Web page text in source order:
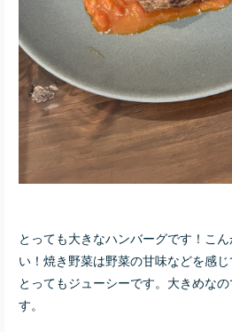
とっても大きなハンバーグです！こ
い！焼き野菜は野菜の甘味などを感
とってもジューシーです。大きめな
す。